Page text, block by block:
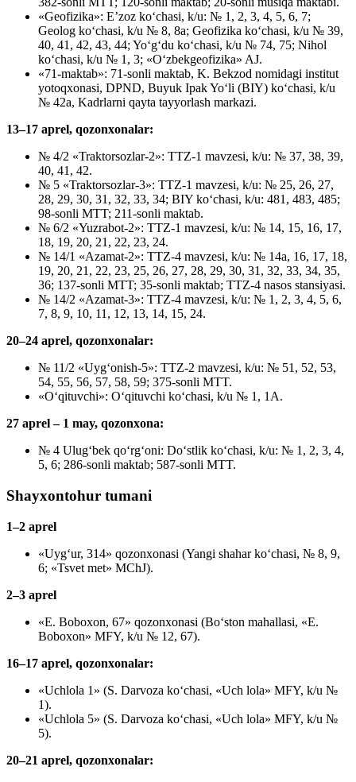
«Geofizika»: E’zoz ko‘chasi, k/u: № 1, 2, 3, 4, 5, 6, 7;
Geolog ko‘chasi, k/u № 8, 8a; Geofizika ko‘chasi, k/u № 39,
40, 41, 42, 43, 44; Yo‘g‘du ko‘chasi, k/u № 74, 75; Nihol
ko‘chasi, k/u № 1, 3; «O‘zbekgeofizika» AJ.
«71-maktab»: 71-sonli maktab, K. Bekzod nomidagi institut
yotoqxonasi, DPND, Buyuk Ipak Yo‘li (BIY) ko‘chasi, k/u
№ 42a, Kadrlarni qayta tayyorlash markazi.
13–17 aprel, qozonxonalar:
№ 4/2 «Traktorsozlar-2»: TTZ-1 mavzesi, k/u: № 37, 38, 39,
40, 41, 42.
№ 5 «Traktorsozlar-3»: TTZ-1 mavzesi, k/u: № 25, 26, 27,
28, 29, 30, 31, 32, 33, 34; BIY ko‘chasi, k/u: 481, 483, 485;
98-sonli MTT; 211-sonli maktab.
№ 6/2 «Yuzrabot-2»: TTZ-1 mavzesi, k/u: № 14, 15, 16, 17,
18, 19, 20, 21, 22, 23, 24.
№ 14/1 «Azamat-2»: TTZ-4 mavzesi, k/u: № 14a, 16, 17, 18,
19, 20, 21, 22, 23, 25, 26, 27, 28, 29, 30, 31, 32, 33, 34, 35,
36; 137-sonli MTT; 35-sonli maktab; TTZ-4 nasos stansiyasi.
№ 14/2 «Azamat-3»: TTZ-4 mavzesi, k/u: № 1, 2, 3, 4, 5, 6,
7, 8, 9, 10, 11, 12, 13, 14, 15, 24.
20–24 aprel, qozonxonalar:
№ 11/2 «Uyg‘onish-5»: TTZ-2 mavzesi, k/u: № 51, 52, 53,
54, 55, 56, 57, 58, 59; 375-sonli MTT.
«O‘qituvchi»: O‘qituvchi ko‘chasi, k/u № 1, 1A.
27 aprel – 1 may, qozonxona:
№ 4 Ulug‘bek qo‘rg‘oni: Do‘stlik ko‘chasi, k/u: № 1, 2, 3, 4,
5, 6; 286-sonli maktab; 587-sonli MTT.
Shayxontohur tumani
1–2 aprel
«Uyg‘ur, 314» qozonxonasi (Yangi shahar ko‘chasi, № 8, 9,
6; «Tsvet met» MChJ).
2–3 aprel
«E. Boboxon, 67» qozonxonasi (Bo‘ston mahallasi, «E.
Boboxon» MFY, k/u № 12, 67).
16–17 aprel, qozonxonalar:
«Uchlola 1» (S. Darvoza ko‘chasi, «Uch lola» MFY, k/u №
1).
«Uchlola 5» (S. Darvoza ko‘chasi, «Uch lola» MFY, k/u №
5).
20–21 aprel, qozonxonalar: